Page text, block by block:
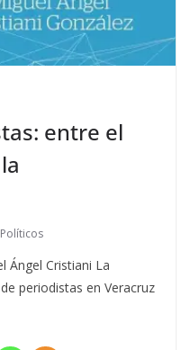
entre el
Ángel Cristiani La
periodistas en Veracruz